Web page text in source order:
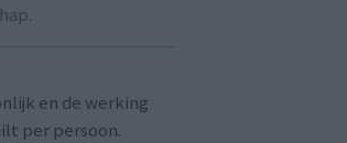
en de werking
per persoon.